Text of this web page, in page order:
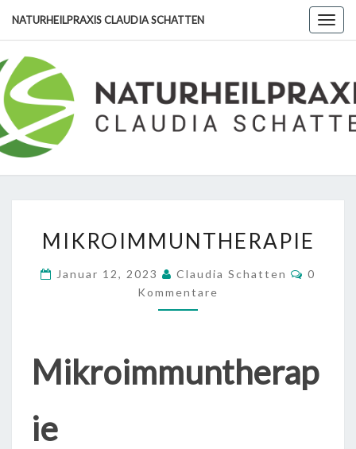
content
NATURHEILPRAXIS CLAUDIA SCHATTEN
MIKROIMMUNTHERAPIE
Januar 12, 2023 Claudia Schatten
0
Kommentare
Mikroimmuntherap
ie